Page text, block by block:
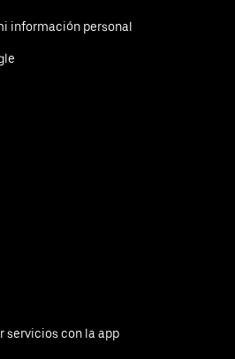
información personal
servicios con la app